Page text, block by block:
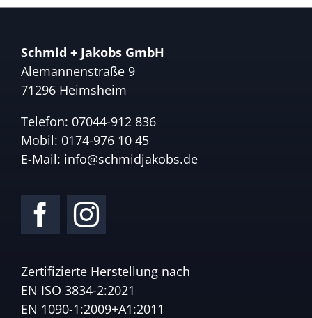
Schmid + Jakobs GmbH
Alemannenstraße 9
71296 Heimsheim
Telefon: 07044-912 836
Mobil: 0174-976 10 45
E-Mail: info@schmidjakobs.de
Zertifizierte Herstellung nach
EN ISO 3834-2:2021
EN 1090-1:2009+A1:2011